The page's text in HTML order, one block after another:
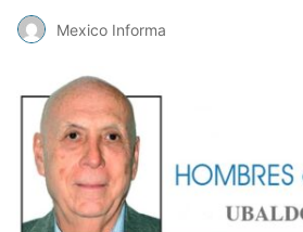
Mexico Informa